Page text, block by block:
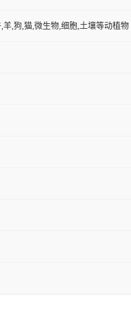
,狗,猫,微生物,细胞,土壤等动植物